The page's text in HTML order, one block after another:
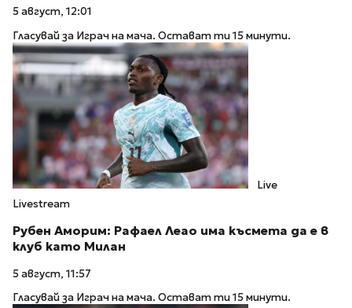
5 август, 12:01
Гласувай за Играч на мача. Остават ти 15 минути.
Live
Livestream
Рубен Аморим: Рафаел Леао има късмета да е в
клуб като Милан
5 август, 11:57
Гласувай за Играч на мача. Остават ти 15 минути.